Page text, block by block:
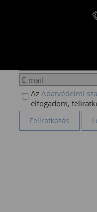
Az Adatvédelmi
elfogadom,